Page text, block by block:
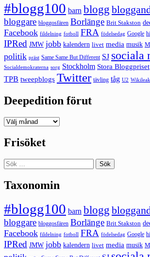
#blogg100 barn blogg
bloggare bloggosfären Borlänge Brit Stakston
Facebook fildelning fotboll FRA födelsedag Google
IPRed JMW jobb kalendern livet media musik
politik präst Same Same But Different SJ sociala
Socialdemokraterna sorg Stockholm Stora Bloggpriset
TPB tweepblogs Twitter tävling tåg U2
Deepedition förut
Deepedition
Frisöket
Sök
efter:
Taxonomin
#blogg100 barn blogg
bloggare bloggosfären Borlänge Brit Stakston
Facebook fildelning fotboll FRA födelsedag Google
IPRed JMW jobb kalendern livet media musik